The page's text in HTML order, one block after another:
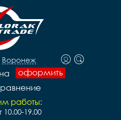
Воронеж
оформить
работы:
10.00-19.00